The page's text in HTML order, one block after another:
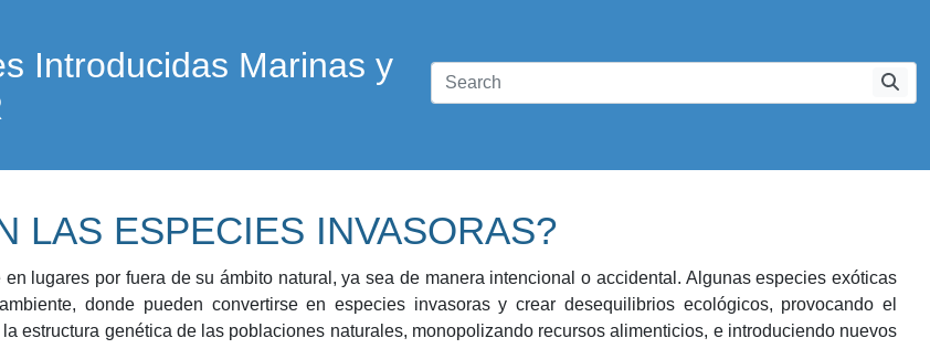
Introducidas Marinas y
LAS ESPECIES INVASORAS?
lugares por fuera de su ámbito natural, ya sea de manera intencional o accidental. Algunas especies exóticas
donde pueden convertirse en especies invasoras y crear desequilibrios ecológicos, provocando el
estructura genética de las poblaciones naturales, monopolizando recursos alimenticios, e introduciendo nuevos